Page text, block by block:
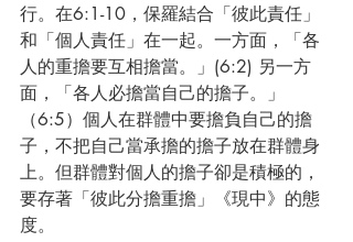
行。在6:1-10，保羅結合「彼此責任」
和「個人責任」在一起。一方面，「各
人的重擔要互相擔當。」(6:2) 另一方
面，「各人必擔當自己的擔子。」
（6:5）個人在群體中要擔負自己的擔
子，不把自己當承擔的擔子放在群體身
上。但群體對個人的擔子卻是積極的，
要存著「彼此分擔重擔」《現中》的態
度。